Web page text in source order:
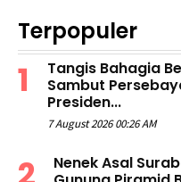
Terpopuler
Tangis Bahagia
Sambut
Presiden...
7 August 2026 00:26 AM
Nenek Asal